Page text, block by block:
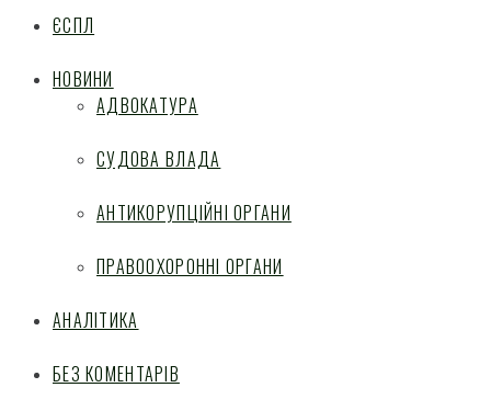
ЄСПЛ
НОВИНИ
АДВОКАТУРА
СУДОВА ВЛАДА
АНТИКОРУПЦІЙНІ ОРГАНИ
ПРАВООХОРОННІ ОРГАНИ
АНАЛІТИКА
БЕЗ КОМЕНТАРІВ